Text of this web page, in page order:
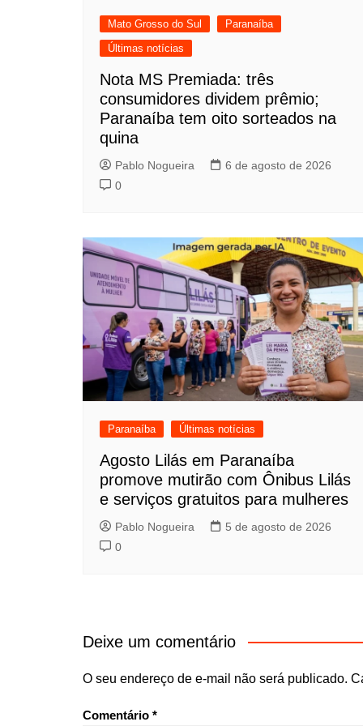
Mato Grosso do Sul
Paranaíba
Últimas notícias
Nota MS Premiada: três
consumidores dividem prêmio;
Paranaíba tem oito sorteados na
quina
Pablo Nogueira
6 de agosto de 2026
0
Paranaíba Últimas notícias
Agosto Lilás em Paranaíba
promove mutirão com Ônibus Lilás
e serviços gratuitos para mulheres
Pablo Nogueira
5 de agosto de 2026
0
Deixe um comentário
O seu endereço de e-mail não será publicado.
Comentário *